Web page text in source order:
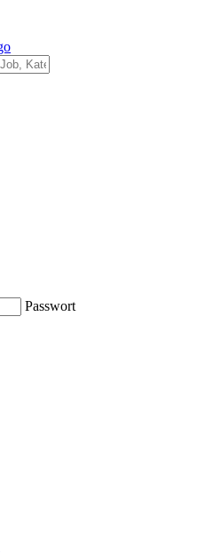
Passwort